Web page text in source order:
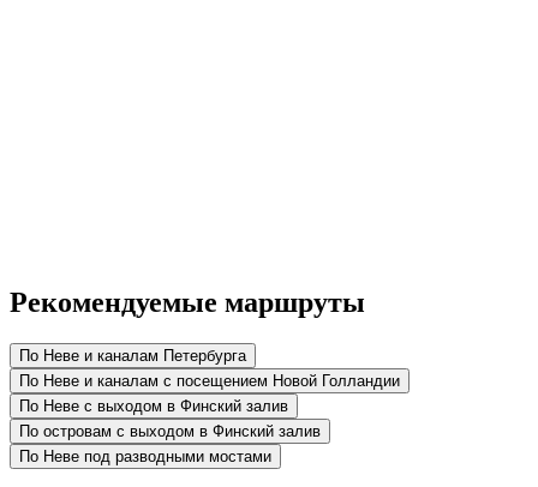
Рекомендуемые маршруты
По Неве и каналам Петербурга
По Неве и каналам с посещением Новой Голландии
По Неве с выходом в Финский залив
По островам с выходом в Финский залив
По Неве под разводными мостами